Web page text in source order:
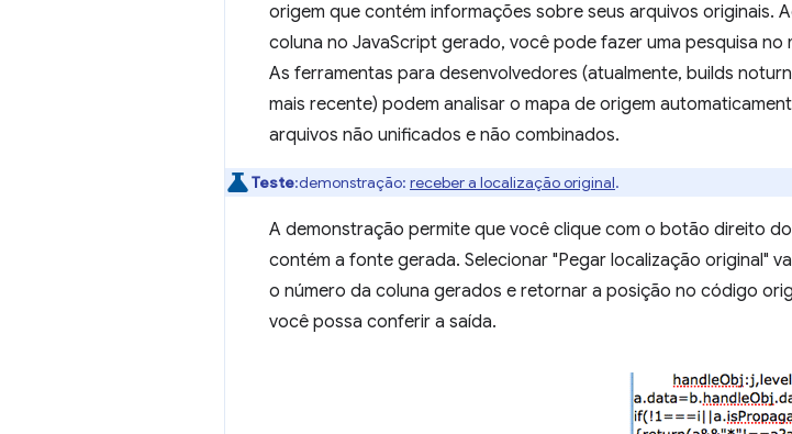
origem que contém informações sobre seus arquivos originais.
coluna no JavaScript gerado, você pode fazer uma pesquisa
As ferramentas para desenvolvedores (atualmente, builds
mais recente) podem analisar o mapa de origem
arquivos não unificados e não combinados.
Teste:demonstração: receber a localização original.
A demonstração permite que você clique com o botão direito
contém a fonte gerada. Selecionar "Pegar localização original"
o número da coluna gerados e retornar a posição no código
você possa conferir a saída.